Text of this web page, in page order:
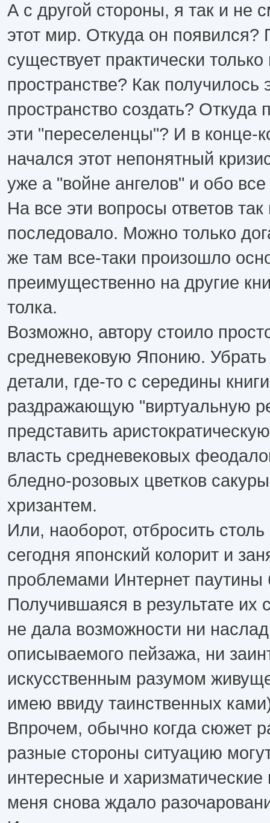
А с другой стороны, я так и не
этот мир. Откуда он появился?
существует практически
пространстве? Как получилось
пространство создать? Откуда
эти "переселенцы"? И в конце-
начался этот непонятный
уже а "войне ангелов" и обо
На все эти вопросы ответов так
последовало. Можно только
же там все-таки произошло
преимущественно на другие
толка.
Возможно, автору стоило
средневековую Японию. Убрать
детали, где-то с середины
раздражающую "виртуальную
представить
власть средневековых
бледно-розовых цветков
хризантем.
Или, наоборот, отбросить
сегодня японский колорит и
проблемами Интернет паутины
Получившаяся в результате
не дала возможности ни
описываемого пейзажа, ни
искусственным разумом
имею ввиду таинственных
Впрочем, обычно когда сюжет
разные стороны ситуацию
интересные и харизматические
меня снова ждало